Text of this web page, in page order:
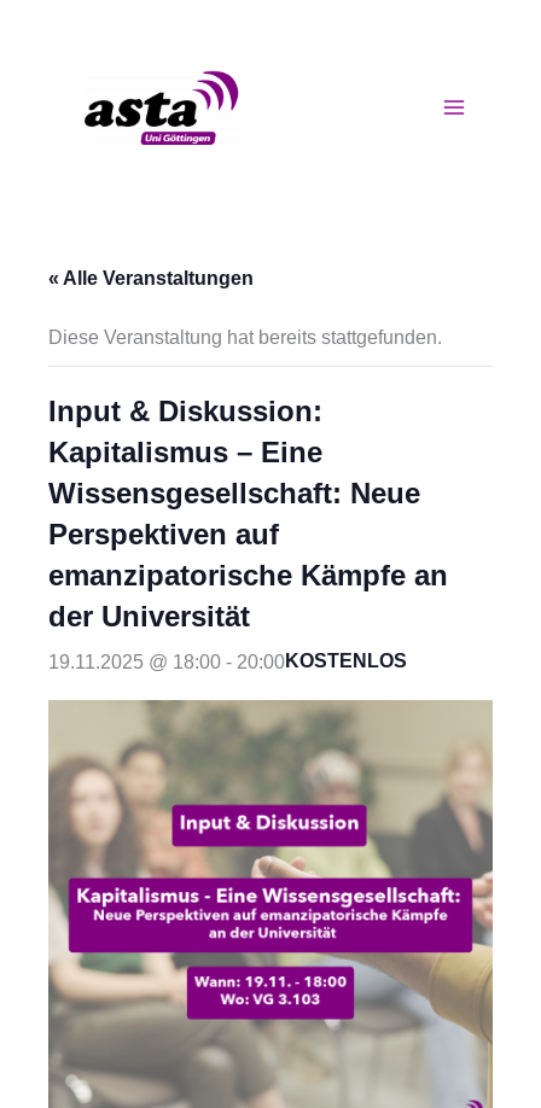
« Alle Veranstaltungen
Diese Veranstaltung hat bereits stattgefunden.
Input & Diskussion:
Kapitalismus – Eine
Wissensgesellschaft: Neue
Perspektiven auf
emanzipatorische Kämpfe an
der Universität
19.11.2025 @ 18:00 - 20:00KOSTENLOS